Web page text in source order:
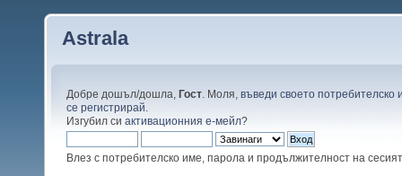
Astrala
Добре дошъл/дошла, Гост . Моля, въведи своето потребителско
се регистрирай
Изгубил си активационния е-мейл?
Влез с потребителско име, парола и продължителност на